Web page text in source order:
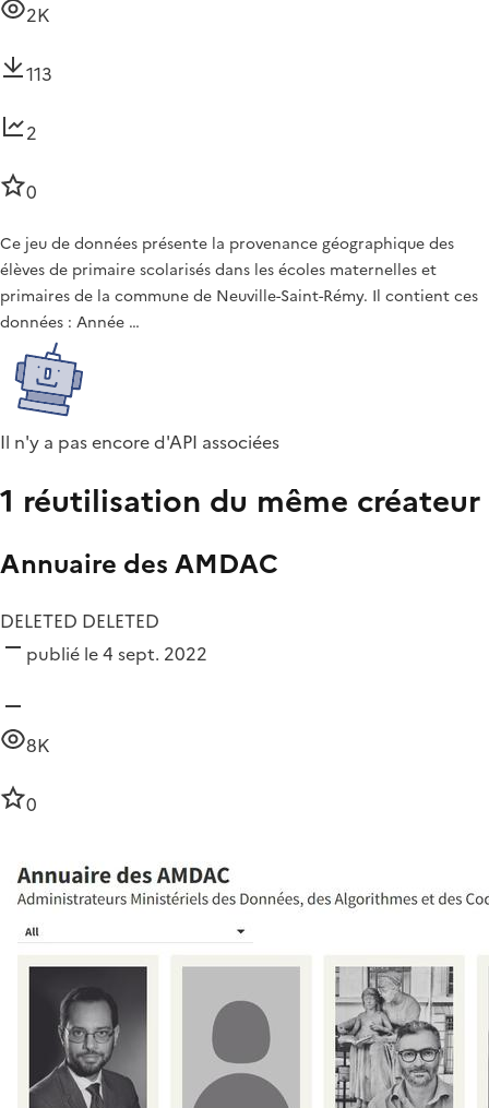
2K
113
2
0
Ce jeu de données présente la provenance géographique des
élèves de primaire scolarisés dans les écoles maternelles et
primaires de la commune de Neuville-Saint-Rémy. Il contient ces
données : Année …
Il n'y a pas encore d'API associées
1 réutilisation du même créateur
Annuaire des AMDAC
DELETED DELETED
publié le 4 sept. 2022
8K
0